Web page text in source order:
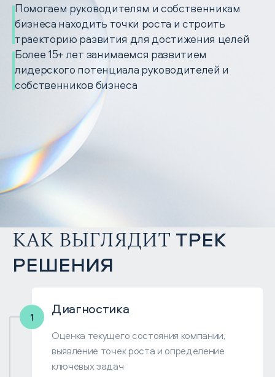
Контакты
Обсудить запрос
Помогаем руководителям и собственникам
бизнеса находить точки роста и строить
траекторию развития для достижения целей
Более 15+ лет занимаемся развитием
лидерского потенциала руководителей и
собственников бизнеса
КАК ВЫГЛЯДИТ ТРЕК
РЕШЕНИЯ
Диагностика
Оценка текущего состояния компании,
выявление точек роста и определение
ключевых задач